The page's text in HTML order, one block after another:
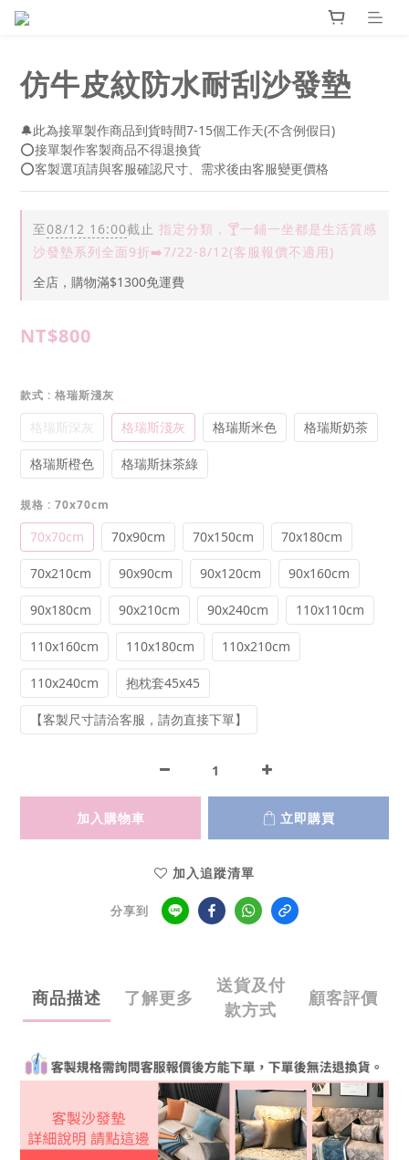
仿牛皮紋防水耐刮沙發墊
🔔此為接單製作商品到貨時間7-15個工作天(不含例假日)
⭕接單製作客製商品不得退換貨
⭕客製選項請與客服確認尺寸、需求後由客服變更價格
至08/12 16:00截止 指定分類，🍸一鋪一坐都是生活質感
沙發墊系列全面9折➡️7/22-8/12(客服報價不適用)
全店，購物滿$1300免運費
NT$800
款式 : 格瑞斯淺灰
格瑞斯深灰 格瑞斯淺灰 格瑞斯米色 格瑞斯奶茶
格瑞斯橙色 格瑞斯抹茶綠
規格 : 70x70cm
70x70cm 70x90cm 70x150cm 70x180cm
70x210cm 90x90cm 90x120cm 90x160cm
90x180cm 90x210cm 90x240cm 110x110cm
110x160cm 110x180cm 110x210cm
110x240cm 抱枕套45x45
【客製尺寸請洽客服，請勿直接下單】
加入購物車 立即購買
加入追蹤清單
分享到
商品描述 了解更多
送貨及付
款方式
顧客評價